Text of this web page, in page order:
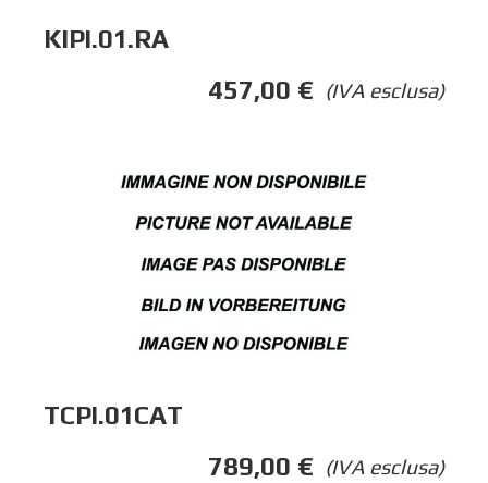
KIPI.01.RA
(IVA esclusa)
457,00 €
TCPI.01CAT
(IVA esclusa)
789,00 €